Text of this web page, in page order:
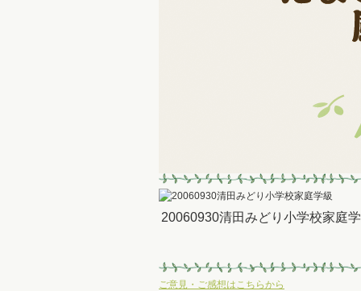
20060930清田みどり小学校家庭
ご意見・ご感想はこちらから